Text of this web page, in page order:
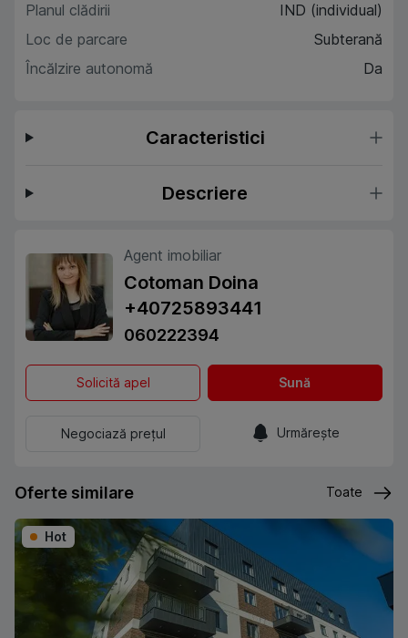
Planul clădirii
IND (individual)
Loc de parcare
Subterană
Încălzire autonomă
Da
Caracteristici
Descriere
Agent imobiliar
Cotoman Doina
+40725893441
060222394
Solicită apel Sună
Negociază prețul Urmărește
Oferte similare Toate
Hot